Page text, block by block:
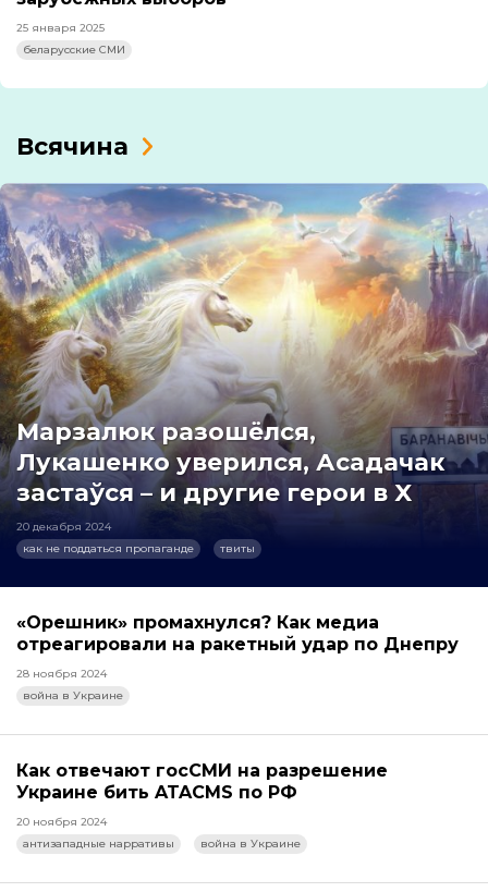
25 января 2025
беларусские СМИ
Всячина
Марзалюк разошёлся,
Лукашенко уверился, Асадачак
застаўся – и другие герои в X
20 декабря 2024
как не поддаться пропаганде
твиты
«Орешник» промахнулся? Как медиа
отреагировали на ракетный удар по Днепру
28 ноября 2024
война в Украине
Как отвечают госСМИ на разрешение
Украине бить ATACMS по РФ
20 ноября 2024
антизападные нарративы
война в Украине